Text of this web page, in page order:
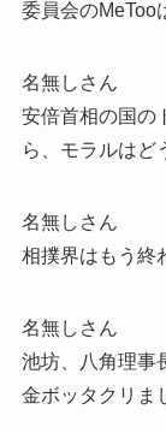
委員会のMeToo
名無しさん
安倍首相の国の
ら、モラルはど
名無しさん
相撲界はもう終
名無しさん
池坊、八角理事
金ボッタクリま